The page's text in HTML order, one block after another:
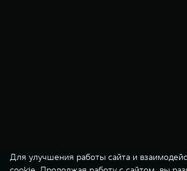
Для улучшения работы сайта и